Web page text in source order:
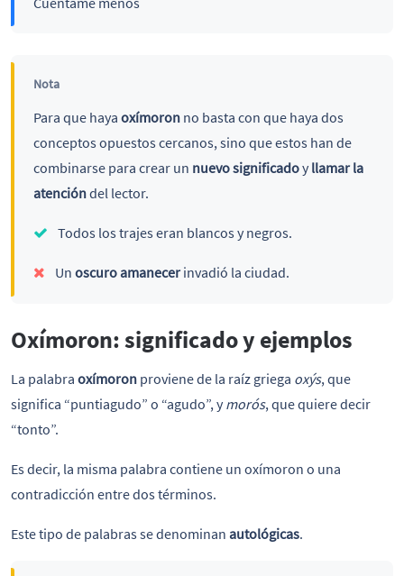
Nota
Para que haya oxímoronno basta con que haya dos
conceptos opuestos cercanos, sino que estos han de
combinarse para crear un nuevo significadoyllamar la
atencióndel lector.
Todos los trajes eran blancos y negros.
Un oscuro amanecerinvadió la ciudad.
Oxímoron: significado y ejemplos
La palabra oxímoron proviene de la raíz griega oxýs, que
significa “puntiagudo” o “agudo”, ymorós, que quiere decir
“tonto”.
Es decir, la misma palabra contiene un oxímoron o una
contradicción entre dos términos.
Este tipo de palabras se denominan autológicas.